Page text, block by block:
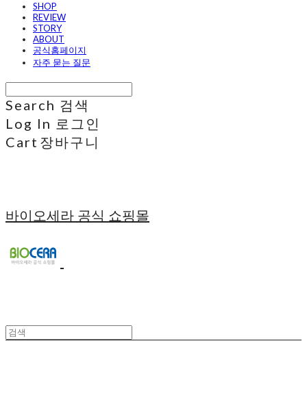
SHOP
REVIEW
STORY
ABOUT
공식홈페이지
자주 묻는 질문
Search 검색
Log In 로그인
Cart 장바구니
바이오세라 공식 쇼핑몰